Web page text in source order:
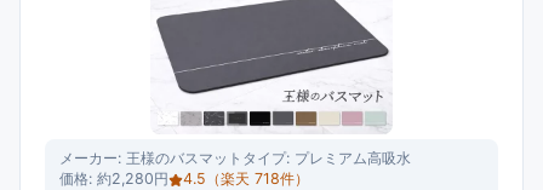
メーカー: 王様のバスマット タイプ: プレミアム高吸水
価格: 約2,280円 4.5 （楽天 718件）